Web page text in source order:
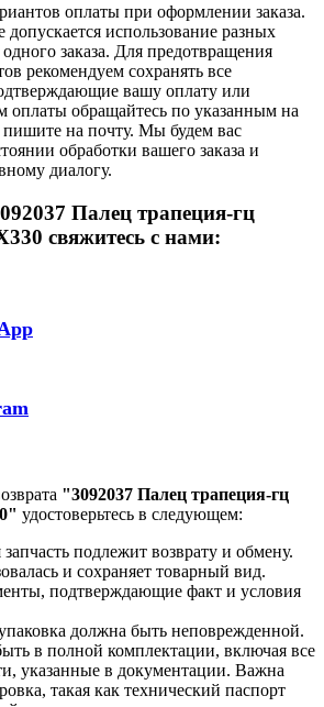
оплаты при оформлении заказа.
использование разных
заказа. Для предотвращения
рекомендуем сохранять все
вашу оплату или
оплаты обращайтесь по указанным на
пишите на почту. Мы будем вас
обработки вашего заказа и
диалогу.
Палец трапеция-гц
свяжитесь с нами:
"3092037 Палец трапеция-гц
удостоверьтесь в следующем:
подлежит возврату и обмену.
и сохраняет товарный вид.
подтверждающие факт и условия
должна быть неповрежденной.
в полной комплектации, включая все
указанные в документации. Важна
такая как технический паспорт